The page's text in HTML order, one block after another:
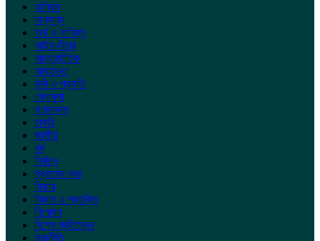
অনিয়ম
অন্যান্য
অর্থ ও বাণিজ্য
আইন-বিচার
আন্তর্জাতিক
আবহাওয়া
কৃষি ও প্রকৃতি
খেলাধুলা
গণমাধ্যম
চাকরি
জাতীয়
ধর্ম
নির্বাচন
প্রবাসের খবর
ফিচার
বিজ্ঞান ও প্রযুক্তি
বিনোদন
বিশেষ প্রতিবেদন
রাজনীতি